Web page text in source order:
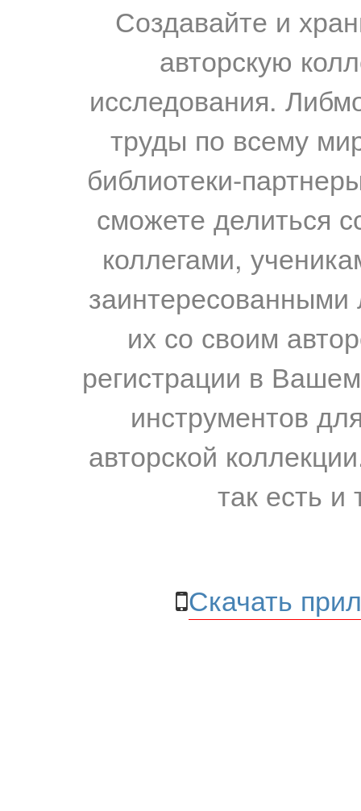
Создавайте и
авторскую
исследования.
труды по всему
библиотеки-
сможете делиться
коллегами,
их со своим
регистрации в
инструментов
авторской
так есть и
Скачать